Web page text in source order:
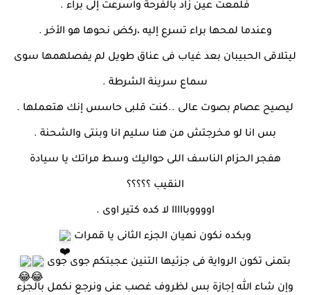
فلمعت عين زاد بالفرحة واسرعت إلى براء .
وعندما لمحها براء تسرع إليه ،ركض نحوها هو الأخر .
ليتلاقى الحبيبان بعد غياب فى عناق طويل لم يفصلهمها سوى
سماع سرينة الشرطة .
ليصيح عصام بصوت عالى ..كنت قلبى حاسس إنك هتعملها .
بس انا لو مخرجتش من هنا سليم انا وبنتى والشحنة .
هفجر الحزام الناسف اللى حواليك وسط مراتك يا سيادة
النقيب ؟؟؟؟؟
اووووبااااا لا كده كتير اوى .
وبكده نكون نهيان الجزء الثانى يا قمرات
بتمنى تكون الرواية فى جزئيها التنين عجبتكم جوى جوى
وإن شاء الله إجازة بس لظروف غصب عنى ونرجع نكمل بالجزء